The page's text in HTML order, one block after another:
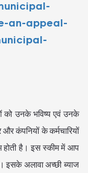
an-appeal-
को उनके भविष्य एवं उनके
और कंपनियों के कर्मचारियों
होती है। इस स्कीम में आप
इसके अलावा अच्छी ब्याज